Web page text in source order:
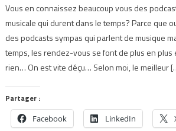
Vous en connaissez beaucoup vous des
musicale qui durent dans le temps? Parce que
des podcasts sympas qui parlent de musique
temps, les rendez-vous se font de plus en plus
rien… On est vite déçu… Selon moi, le meilleur
Partager :
Facebook LinkedIn